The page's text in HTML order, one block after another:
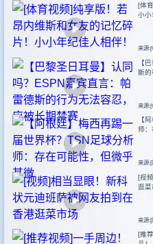
[体
小小
来源
【
斯的
来源
【
师
来源:[
[视
逛菜
来源:[
[推